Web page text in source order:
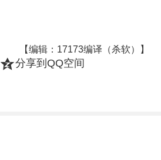
【编辑：17173编译（杀软）】
z分享到QQ空间